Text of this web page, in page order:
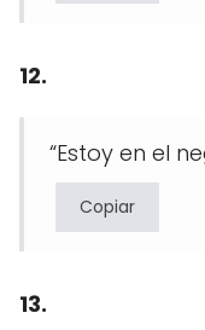
12.
“Estoy en el
Copiar
13.